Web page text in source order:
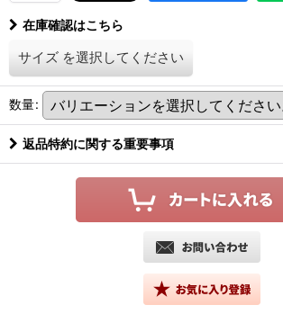
在庫確認はこちら
サイズ を選択してください
数量:
返品特約に関する重要事項